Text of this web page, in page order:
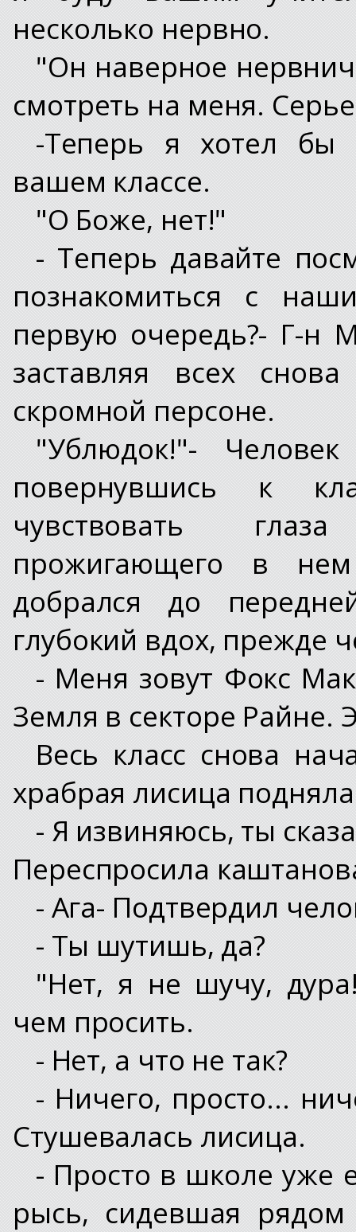
несколько нервно.
"Он наверное
смотреть на меня.
-Теперь я хотел бы
вашем классе.
"О Боже, нет!"
- Теперь давайте
познакомиться с
первую очередь?- Г-н
заставляя всех
скромной персоне.
"Ублюдок!"-
повернувшись к
чувствовать
прожигающего в
добрался до
глубокий вдох, прежде
- Меня зовут Фокс
Земля в секторе Райне.
Весь класс снова
храбрая лисица
- Я извиняюсь, ты
Переспросила
- Ага- Подтвердил
- Ты шутишь, да?
"Нет, я не шучу,
чем просить.
- Нет, а что не так?
- Ничего, просто...
Стушевалась лисица.
- Просто в школе уже
рысь, сидевшая